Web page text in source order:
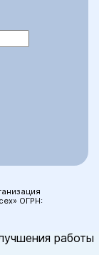
ОГРН:
работы